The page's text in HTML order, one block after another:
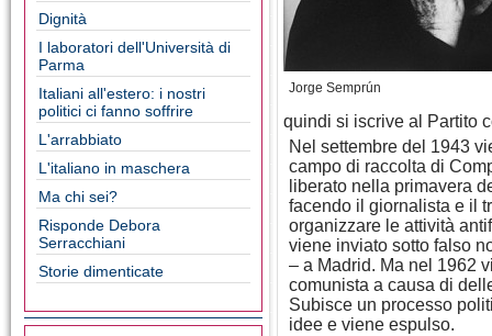
Dignità
I laboratori dell'Università di
Parma
Italiani all'estero: i nostri
politici ci fanno soffrire
L'arrabbiato
L'italiano in maschera
Ma chi sei?
Risponde Debora
Serracchiani
Storie dimenticate
Jorge Semprún
quindi si iscrive al Partito
Nel settembre del 1943
campo di raccolta di
liberato nella primavera
facendo il giornalista e il
organizzare le attività
viene inviato sotto falso
– a Madrid. Ma nel 1962
comunista a causa di
Subisce un processo
idee e viene espulso.